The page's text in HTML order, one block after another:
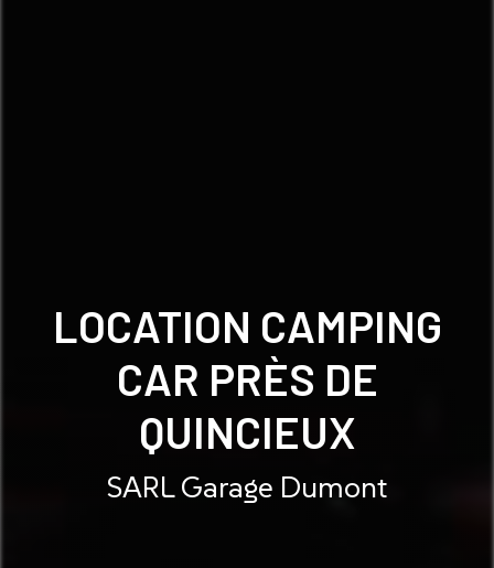
LOCATION CAMPING
CAR PRÈS DE
QUINCIEUX
SARL Garage Dumont